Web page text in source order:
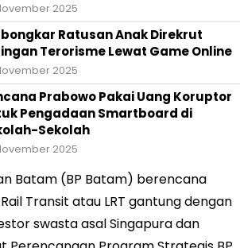
2025
Ratusan Anak Direkrut
Terorisme Lewat Game Online
2025
Prabowo Pakai Uang Koruptor
Pengadaan Smartboard di
Sekolah
2025
Batam (BP Batam) berencana
Transit atau LRT gantung dengan
swasta asal Singapura dan